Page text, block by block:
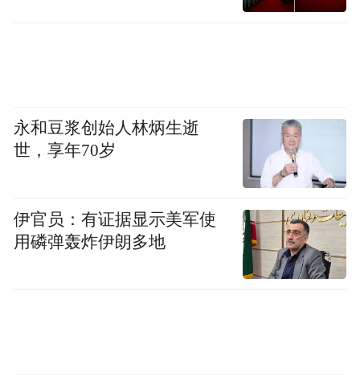
是多样性、公平性和包容性。”肯思说。
“特别声明：以上作品内容(包括在内的视频、图片或音
布，本平台仅提供信息存储空间服务。
Notice: The content above (including the videos,
pictures and audios if any) is uploaded and posted
by the user of Dafeng Hao, which is a social media
永和豆浆创始人林炳生逝
世，享年70岁
伊官员：有证据显示美军使
用磷弹轰炸伊朗多地